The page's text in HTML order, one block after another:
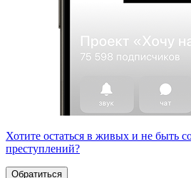
Хотите остаться в живых и не быть
преступлений?
Обратиться